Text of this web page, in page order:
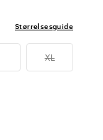
Størrelsesguide
XL